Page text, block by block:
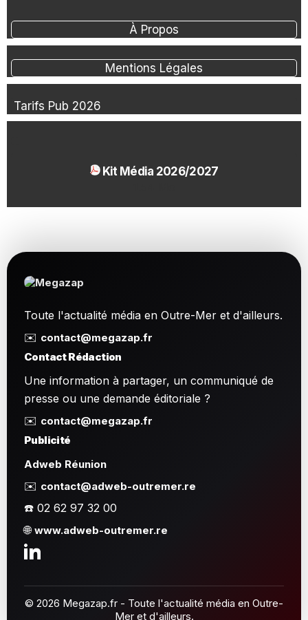
À Propos
Mentions Légales
Tarifs Pub 2026
Kit Média 2026/2027
Toute l'actualité média en Outre-Mer et d'ailleurs.
✉️ contact@megazap.fr
Contact Rédaction
Une information à partager, un communiqué de
presse ou une demande éditoriale ?
✉️ contact@megazap.fr
Publicité
Adweb Réunion
✉️ contact@adweb-outremer.re
☎️ 02 62 97 32 00
🌐www.adweb-outremer.re
© 2026 Megazap.fr - Toute l'actualité média en Outre-
Mer et d'ailleurs.